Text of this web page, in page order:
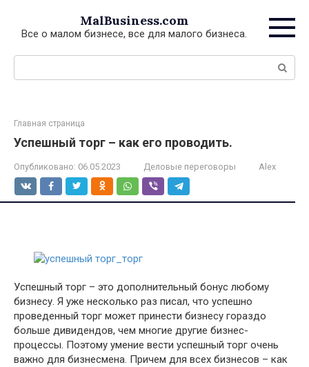
контенту
MalBusiness.com
Все о малом бизнесе, все для малого бизнеса.
Поиск:
Главная страница
Успешный торг – как его проводить.
Опубликовано: 06.05.2023 Деловые переговоры Alex
Успешный торг – это дополнительный бонус любому
бизнесу. Я уже несколько раз писал, что успешно
проведенный торг может принести бизнесу гораздо
больше дивидендов, чем многие другие бизнес-
процессы. Поэтому умение вести успешный торг очень
важно для бизнесмена. Причем для всех бизнесов – как